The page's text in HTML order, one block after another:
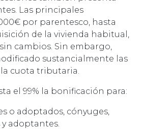
Las principales
por parentesco, hasta
de la vivienda habitual,
cambios. Sin embargo,
sustancialmente las
cuota tributaria.
el 99% la bonificación para:
o adoptados, cónyuges,
adoptantes.